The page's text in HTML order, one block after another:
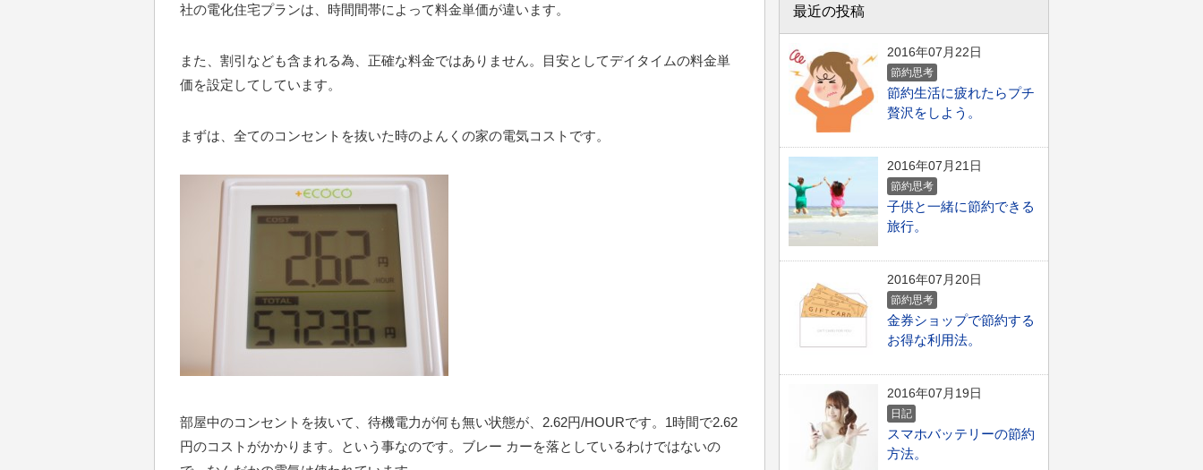
社の電化住宅プランは、時間間帯によって料金単価が違います。
また、割引なども含まれる為、正確な料金ではありません。目安としてデイタイムの料金単
価を設定してしています。
まずは、全てのコンセントを抜いた時のよんくの家の電気コストです。
部屋中のコンセントを抜いて、待機電力が何も無い状態が、2.62円/HOURです。1時間で2.62
円のコストがかかります。という事なのです。ブレー カーを落としているわけではないの
最近の投稿
2016年07月22日
節約思考
節約生活に疲れたらプチ
贅沢をしよう。
2016年07月21日
節約思考
子供と一緒に節約できる
旅行。
2016年07月20日
節約思考
金券ショップで節約する
お得な利用法。
2016年07月19日
日記
スマホバッテリーの節約
方法。